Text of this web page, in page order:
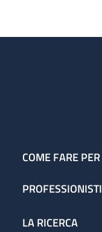
COME FARE PER
PROFESSIONISTI
LA RICERCA